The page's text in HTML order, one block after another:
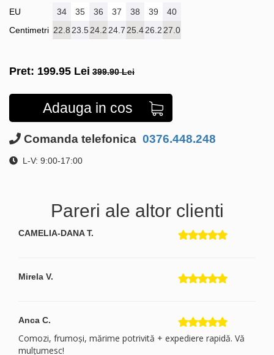
EU
Centimetri
34 35 36 37 38 39
40
22.8 23.524.2 24.7 25.426.2 27.0
Pret: 199.95 Lei 399.90 Lei
Adauga in cos
Comanda telefonica 0376.448.248
L-V: 9:00-17:00
Pareri ale altor clienti
CAMELIA-DANA T.
Mirela V.
Anca C.
Comozi, frumoși, mărime potrivită + expediere rapidă. Vă
mulțumesc!